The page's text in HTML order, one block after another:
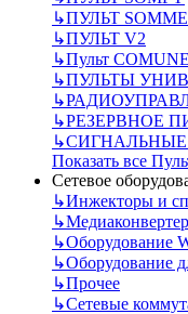
↳ПУЛЬТ
↳ПУЛЬТ V2
↳Пульт
↳ПУЛЬТЫ
↳
↳РЕЗЕРВНОЕ
↳
Показать все
Сетевое
↳Инжекторы и
↳
↳Оборудование
↳Оборудование
↳Прочее
↳Сетевые